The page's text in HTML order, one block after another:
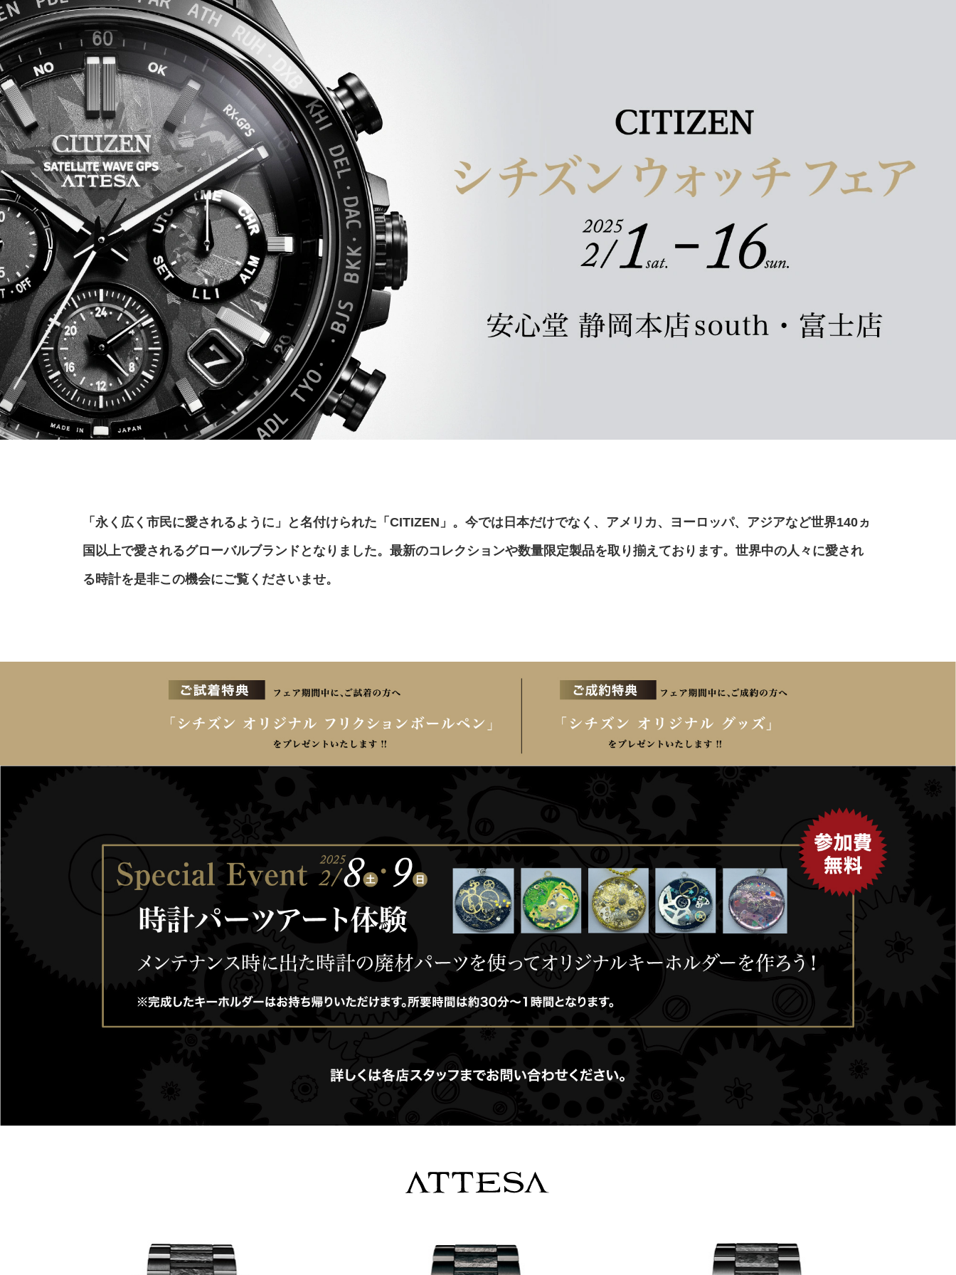
「永く広く市民に愛されるように」と名付けられた「CITIZEN」。今では日本だけでなく、アメリカ、ヨーロッパ、アジアなど世界140ヵ
国以上で愛されるグローバルブランドとなりました。最新のコレクションや数量限定製品を取り揃えております。世界中の人々に愛され
る時計を是非この機会にご覧くださいませ。